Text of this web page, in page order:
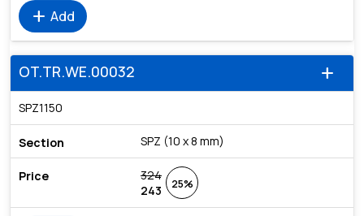
add Add
add
OT.TR.WE.00032
SPZ1150
SPZ (10 x 8 mm)
324
243
25%